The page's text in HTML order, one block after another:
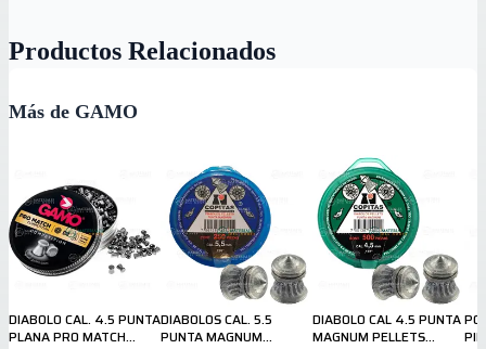
Productos Relacionados
Más de GAMO
DIABOLO CAL. 4.5 PUNTA
PLANA PRO MATCH
DIABOLOS CAL. 5.5
PUNTA MAGNUM
DIABOLO CAL 4.5 PUNTA
MAGNUM PELLETS